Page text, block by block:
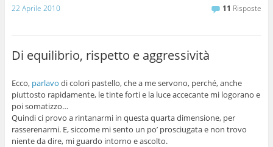
22 Aprile 2010 11 Risposte
Di equilibrio, rispetto e aggressività
Ecco, parlavo di colori pastello, che a me servono, perché, anche
piuttosto rapidamente, le tinte forti e la luce accecante mi logorano e
poi somatizzo…
Quindi ci provo a rintanarmi in questa quarta dimensione, per
rasserenarmi. E, siccome mi sento un po’ prosciugata e non trovo
niente da dire, mi guardo intorno e ascolto.